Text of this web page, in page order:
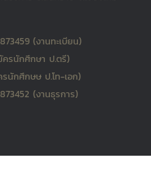
(งานทะเบียน)
ครนักศึกษา ป.ตรี)
รนักศึกษษ ป.โท-เอก)
(งานธุรการ)